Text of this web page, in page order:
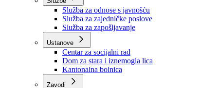
Organizacije
Službe
Služba za odnose s javnošću
Služba za zajedničke poslove
Služba za zapošljavanje
Ustanove
Centar za socijalni rad